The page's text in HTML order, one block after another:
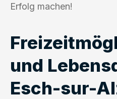
Erfolg machen!
und
Esch-sur-